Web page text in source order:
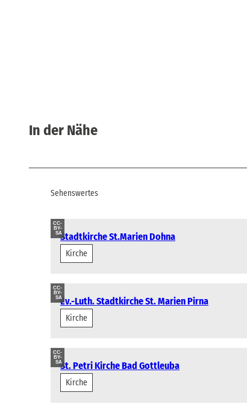
In der Nähe
Sehenswertes
CC-
BY-
SAStadtkirche St.Marien Dohna
Kirche
CC-
BY-
SAEv.-Luth. Stadtkirche St. Marien Pirna
Kirche
CC-
BY-
SASt. Petri Kirche Bad Gottleuba
Kirche